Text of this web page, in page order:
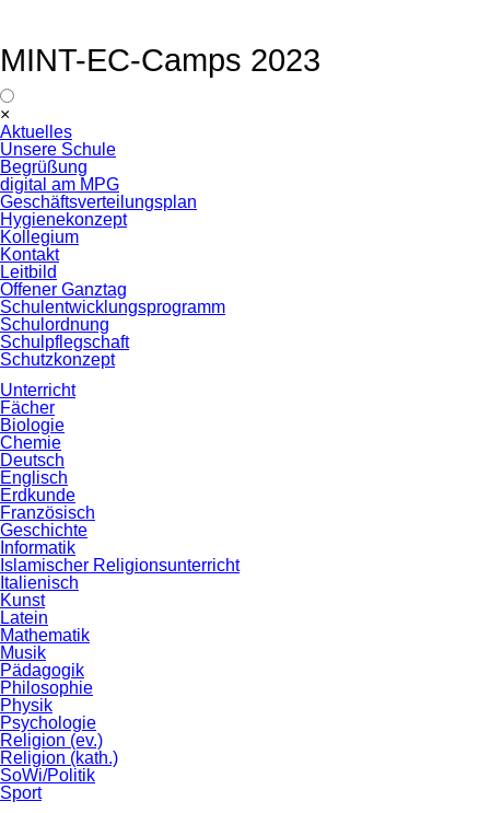
MINT-EC-Camps 2023
×
überspringen
Aktuelles
Unsere Schule
Begrüßung
digital am MPG
Geschäftsverteilungsplan
Hygienekonzept
Kollegium
Kontakt
Leitbild
Offener Ganztag
Schulentwicklungsprogramm
Schulordnung
Schulpflegschaft
Schutzkonzept
Unterricht
Fächer
Biologie
Chemie
Deutsch
Englisch
Erdkunde
Französisch
Geschichte
Informatik
Islamischer Religionsunterricht
Italienisch
Kunst
Latein
Mathematik
Musik
Pädagogik
Philosophie
Physik
Psychologie
Religion (ev.)
Religion (kath.)
SoWi/Politik
Sport